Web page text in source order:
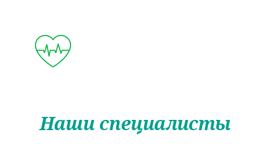
Наши специалисты